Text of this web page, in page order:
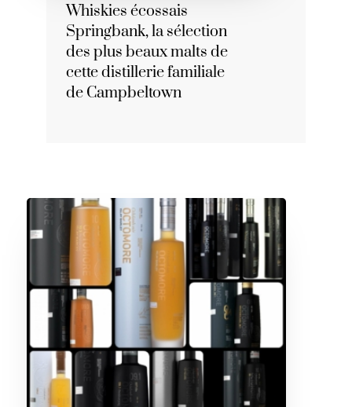
Whiskies écossais
Springbank, la sélection
des plus beaux malts de
cette distillerie familiale
de Campbeltown